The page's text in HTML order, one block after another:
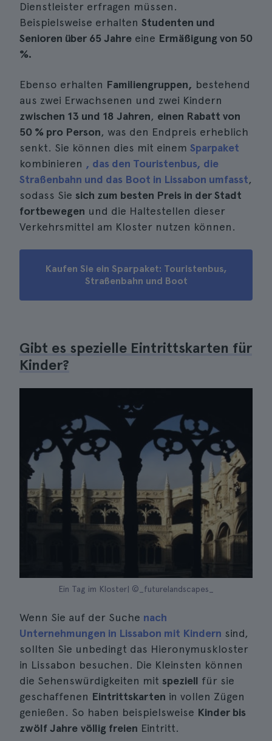
Dienstleister erfragen müssen.
Beispielsweise erhalten Studenten und
Senioren über 65 Jahre eine Ermäßigung von 50
%.
Ebenso erhalten Familiengruppen, bestehend
aus zwei Erwachsenen und zwei Kindern
zwischen 13 und 18 Jahren, einen Rabatt von
50 % pro Person, was den Endpreis erheblich
senkt. Sie können dies mit einem Sparpaket
kombinieren , das den Touristenbus, die
Straßenbahn und das Boot in Lissabon umfasst,
sodass Sie sich zum besten Preis in der Stadt
fortbewegen und die Haltestellen dieser
Verkehrsmittel am Kloster nutzen können.
Kaufen Sie ein Sparpaket: Touristenbus,
Straßenbahn und Boot
Gibt es spezielle Eintrittskarten für
Kinder?
Ein Tag im Kloster| ©_futurelandscapes_
Wenn Sie auf der Suche nach
Unternehmungen in Lissabon mit Kindern sind,
sollten Sie unbedingt das Hieronymuskloster
in Lissabon besuchen. Die Kleinsten können
die Sehenswürdigkeiten mit speziell für sie
geschaffenen Eintrittskarten in vollen Zügen
genießen. So haben beispielsweise Kinder bis
zwölf Jahre völlig freien Eintritt.